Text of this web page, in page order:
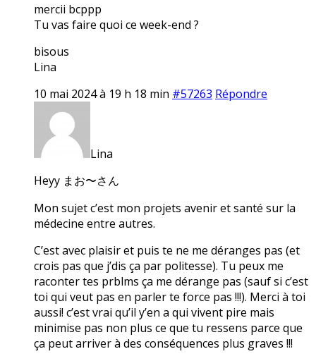
mercii bcppp
Tu vas faire quoi ce week-end ?
bisous
Lina
10 mai 2024 à 19 h 18 min #57263 Répondre
Lina
Heyy まお〜さん
Mon sujet c’est mon projets avenir et santé sur la
médecine entre autres.
C’est avec plaisir et puis te ne me déranges pas (et
crois pas que j’dis ça par politesse). Tu peux me
raconter tes prblms ça me dérange pas (sauf si c’est
toi qui veut pas en parler te force pas !!!). Merci à toi
aussi! c’est vrai qu’il y’en a qui vivent pire mais
minimise pas non plus ce que tu ressens parce que
ça peut arriver à des conséquences plus graves !!!